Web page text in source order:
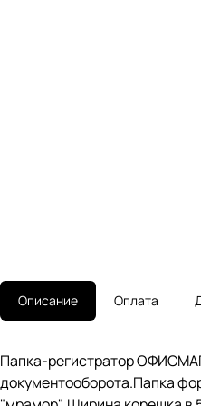
Описание Оплата
Папка-регистратор
документооборота.Папка